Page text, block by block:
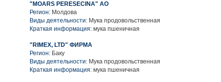
"MOARS PERESECINA" АО
Регион: Молдова
Виды деятельности: Мука продовольственная
Краткая информация: мука пшеничная
"RIMEX, LTD" ФИРМА
Регион: Баку
Виды деятельности: Мука продовольственная
Краткая информация: мука пшеничная